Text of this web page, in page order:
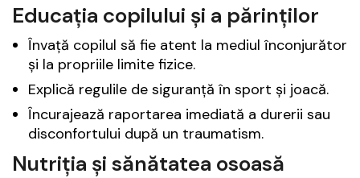
Educația copilului și a părinților
Învață copilul să fie atent la mediul înconjurător
și la propriile limite fizice.
Explică regulile de siguranță în sport și joacă.
Încurajează raportarea imediată a durerii sau
disconfortului după un traumatism.
Nutriția și sănătatea osoasă